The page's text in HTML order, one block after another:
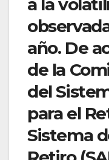
a la
año. De
de la
del
para el
Sistema